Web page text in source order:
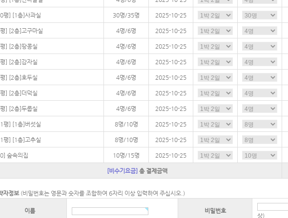
평] [1층]사과실 30명/35명 2025-10-25
] [2층]고구마실 4명/6명 2025-10-25
] [2층]땅콩실 4명/6명 2025-10-25
] [2층]감자실 4명/6명 2025-10-25
] [2층]호두실 4명/6명 2025-10-25
] [2층]더덕실 4명/6명 2025-10-25
] [2층]두룹실 4명/6명 2025-10-25
평] [1층]버섯실 8명/10명 2025-10-25
평] [1층]고추실 8명/10명 2025-10-25
숲속의집 10명/15명 2025-10-25
[비수기요금] 총 결제금액
자정보(비밀번호는 영문과 숫자를 조합하여 6자리 이상 입력하여 주십시오.)
이름 비밀번호
상)